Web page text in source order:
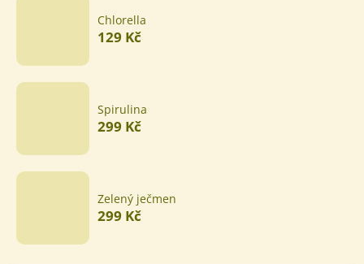
Chlorella
129 Kč
Spirulina
299 Kč
Zelený ječmen
299 Kč